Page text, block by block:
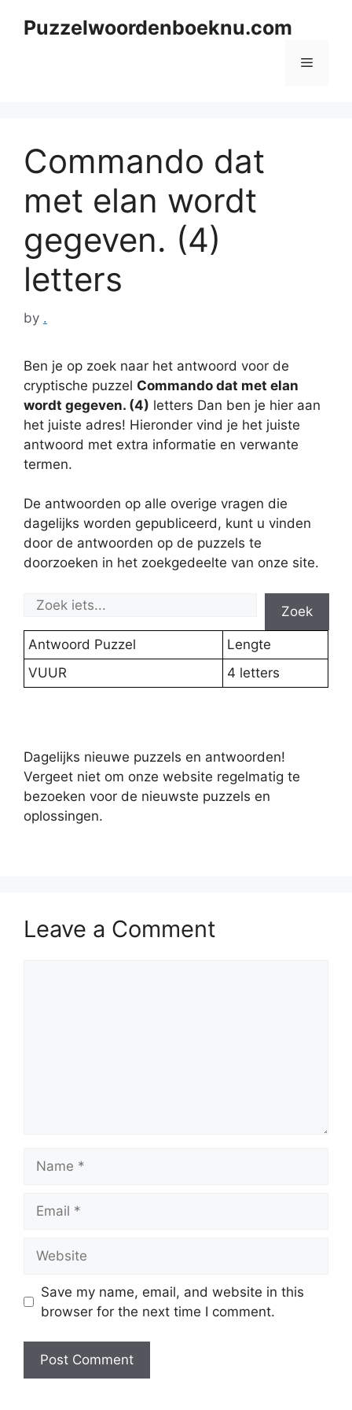
Puzzelwoordenboeknu.com
Menu
Commando dat
met elan wordt
gegeven. (4)
letters
by .
Ben je op zoek naar het antwoord voor de
cryptische puzzel Commando dat met elan
wordt gegeven. (4) letters Dan ben je hier aan
het juiste adres! Hieronder vind je het juiste
antwoord met extra informatie en verwante
termen.
De antwoorden op alle overige vragen die
dagelijks worden gepubliceerd, kunt u vinden
door de antwoorden op de puzzels te
doorzoeken in het zoekgedeelte van onze site.
Zoek
Antwoord Puzzel
Lengte
VUUR
4 letters
Dagelijks nieuwe puzzels en antwoorden!
Vergeet niet om onze website regelmatig te
bezoeken voor de nieuwste puzzels en
oplossingen.
Leave a Comment
Save my name, email, and website in this
browser for the next time I comment.